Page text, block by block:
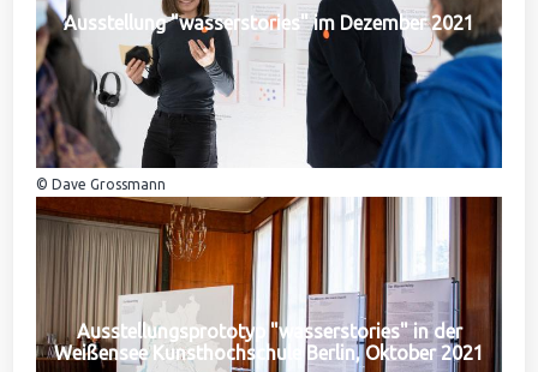
Ausstellung "wasserstories" im Dezember 2021
© Dave Grossmann
Ausstellungsprototyp "wasserstories" in der
Weißensee Kunsthochschule Berlin, Oktober 2021